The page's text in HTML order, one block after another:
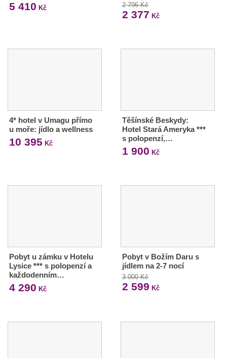
5 410 Kč 2 796 Kč
2 377 Kč
4* hotel v Umagu přímo
u moře: jídlo a wellness
10 395 Kč
Těšínské Beskydy:
Hotel Stará Ameryka ***
s polopenzí,…
1 900 Kč
Pobyt u zámku v Hotelu
Lysice *** s polopenzí a
každodenním…
4 290 Kč
Pobyt v Božím Daru s
jídlem na 2-7 nocí
3 000 Kč
2 599 Kč